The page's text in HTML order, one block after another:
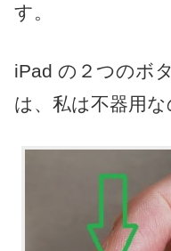
す。
iPad の２つのボ
は、私は不器用な